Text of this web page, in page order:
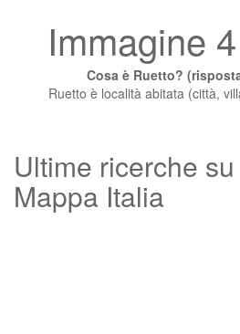
Immagine
Cosa è Ruetto?
Ruetto è località abitata (città,
Ultime ricerche
Mappa Italia